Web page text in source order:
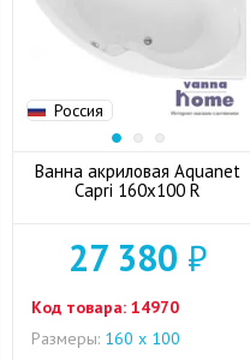
Россия
Ванна акриловая Aquanet
Capri 160x100 R
27 380 ₽
Код товара: 14970
Размеры: 160 x 100